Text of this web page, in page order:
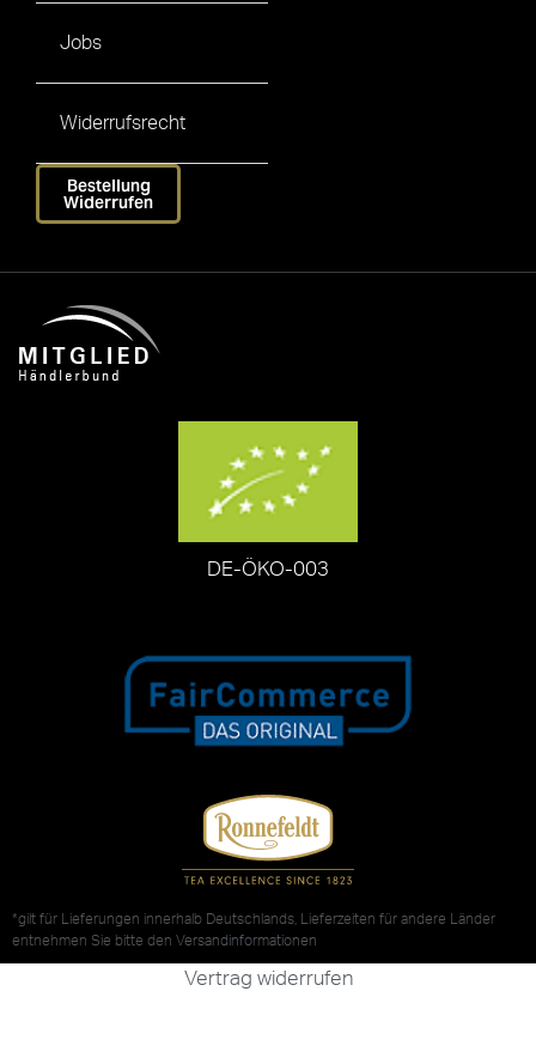
Jobs
Widerrufsrecht
Bestellung
Widerrufen
DE-ÖKO-003
*gilt für Lieferungen innerhalb Deutschlands, Lieferzeiten für andere Länder
entnehmen Sie bitte den Versandinformationen
Vertrag widerrufen